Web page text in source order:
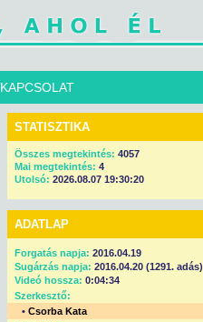
KAPCSOLAT
STATISZTIKA
Összes megtekintés: 4057
Mai megtekintés: 4
Utolsó: 2026.08.07 19:30:20
ADATLAP
Forgatás napja: 2016.04.19
Sugárzás napja: 2016.04.20 (1291. adás)
Videó hossza: 0:04:34
Szerkesztő:
• Csorba Kata